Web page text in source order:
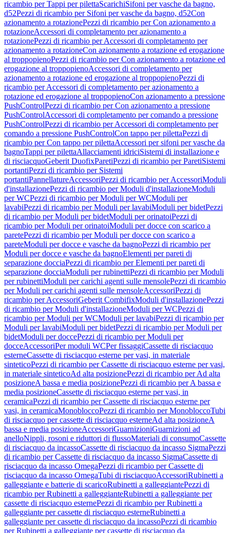
ricambio per Tappi per pilettaScarichiSifoni per vasche da bagno,
d52Pezzi di ricambio per Sifoni per vasche da bagno, d52Con
azionamento a rotazionePezzi di ricambio per Con azionamento a
rotazioneAccessori di completamento per azionamento a
rotazionePezzi di ricambio per Accessori di completamento per
azionamento a rotazioneCon azionamento a rotazione ed erogazione
al troppopienoPezzi di ricambio per Con azionamento a rotazione ed
erogazione al troppopienoAccessori di completamento per
azionamento a rotazione ed erogazione al troppopienoPezzi di
ricambio per Accessori di completamento per azionamento a
rotazione ed erogazione al troppopienoCon azionamento a pressione
PushControlPezzi di ricambio per Con azionamento a pressione
PushControlAccessori di completamento per comando a pressione
PushControlPezzi di ricambio per Accessori di completamento per
comando a pressione PushControlCon tappo per pilettaPezzi di
ricambio per Con tappo per pilettaAccessori per sifoni per vasche da
bagnoTappi per pilettaAllacciamenti idriciSistemi di installazione e
di risciacquoGeberit DuofixParetiPezzi di ricambio per ParetiSistemi
portantiPezzi di ricambio per Sistemi
portantiPannellatureAccessoriPezzi di ricambio per AccessoriModuli
d'installazionePezzi di ricambio per Moduli d'installazioneModuli
per WCPezzi di ricambio per Moduli per WCModuli per
lavabiPezzi di ricambio per Moduli per lavabiModuli per bidetPezzi
di ricambio per Moduli per bidetModuli per orinatoiPezzi di
ricambio per Moduli per orinatoiModuli per docce con scarico a
paretePezzi di ricambio per Moduli per docce con scarico a
pareteModuli per docce e vasche da bagnoPezzi di ricambio per
Moduli per docce e vasche da bagnoElementi per pareti di
separazione docciaPezzi di ricambio per Elementi per pareti di
separazione docciaModuli per rubinettiPezzi di ricambio per Moduli
per rubinettiModuli per carichi agenti sulle mensolePezzi di ricambio
per Moduli per carichi agenti sulle mensoleAccessoriPezzi di
ricambio per AccessoriGeberit CombifixModuli d'installazionePezzi
di ricambio per Moduli d'installazioneModuli per WCPezzi di
ricambio per Moduli per WCModuli per lavabiPezzi di ricambio per
Moduli per lavabiModuli per bidetPezzi di ricambio per Moduli per
bidetModuli per doccePezzi di ricambio per Moduli per
docceAccessoriPer moduli WCPer fissaggiCassette di risciacquo
esterneCassette di risciacquo esterne per vasi, in materiale
sinteticoPezzi di ricambio per Cassette di risciacquo esterne per vasi,
in materiale sinteticoAd alta posizionePezzi di ricambio per Ad alta
posizioneA bassa e media posizionePezzi di ricambio per A bassa e
media posizioneCassette di risciacquo esterne per vasi, in
ceramicaPezzi di ricambio per Cassette di risciacquo esterne per
vasi, in ceramicaMonobloccoPezzi di ricambio per MonobloccoTubi
di risciacquo per cassette di risciacquo esterneAd alta posizioneA
bassa e media posizioneAccessoriGuarnizioniGuarnizioni ad
anelloNippli, rosoni e riduttori di flussoMateriali di consumoCassette
di risciacquo da incassoCassette di risciacquo da incasso SigmaPezzi
di ricambio per Cassette di risciacquo da incasso SigmaCassette di
risciacquo da incasso OmegaPezzi di ricambio per Cassette di
risciacquo da incasso OmegaTubi di risciacquoAccessoriRubinetti a
galleggiante e batterie di scaricoRubinetti a galleggiantePezzi di
ricambio per Rubinetti a galleggianteRubinetti a galleggiante per
cassette di risciacquo esternePezzi di ricambio per Rubinetti a
galleggiante per cassette di risciacquo esterneRubinetti a
galleggiante per cassette di risciacquo da incassoPezzi di ricambio
per Rubinetti a galleggiante per cassette di risciacquo da